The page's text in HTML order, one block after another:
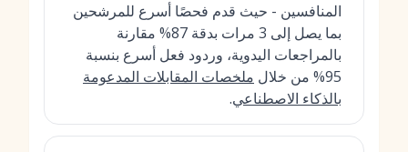
المنافسين - حيث قدم فحصًا أسرع للمرشحين
بما يصل إلى 3 مرات بدقة 87% مقارنة
بالمراجعات اليدوية، وردود فعل أسرع بنسبة
95% من خلال
ملخصات المقابلات المدعومة
بالذكاء الاصطناعي.